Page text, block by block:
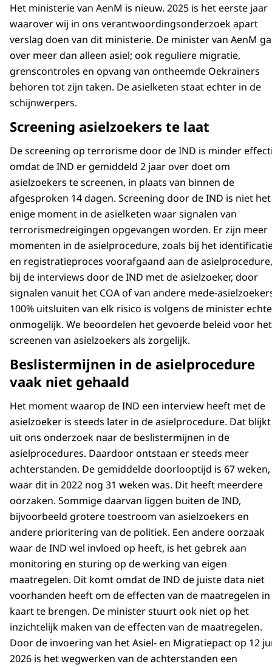
Het ministerie van AenM is nieuw. 2025 is het eerste jaar
waarover wij in ons verantwoordingsonderzoek apart
verslag doen van dit ministerie. De minister van AenM
over meer dan alleen asiel; ook reguliere migratie,
grenscontroles en opvang van ontheemde Oekraïners
behoren tot zijn taken. De asielketen staat echter in de
schijnwerpers.
Screening asielzoekers te laat
De screening op terrorisme door de IND is minder
omdat de IND er gemiddeld 2 jaar over doet om
asielzoekers te screenen, in plaats van binnen de
afgesproken 14 dagen. Screening door de IND is niet het
enige moment in de asielketen waar signalen van
terrorismedreigingen opgevangen worden. Er zijn meer
momenten in de asielprocedure, zoals bij het
en registratieproces voorafgaand aan de asielprocedure,
bij de interviews door de IND met de asielzoeker, door
signalen vanuit het COA of van andere mede-
100% uitsluiten van elk risico is volgens de minister
onmogelijk. We beoordelen het gevoerde beleid voor het
screenen van asielzoekers als zorgelijk.
Beslistermijnen in de asielprocedure
vaak niet gehaald
Het moment waarop de IND een interview heeft met de
asielzoeker is steeds later in de asielprocedure. Dat blijkt
uit ons onderzoek naar de beslistermijnen in de
asielprocedures. Daardoor ontstaan er steeds meer
achterstanden. De gemiddelde doorlooptijd is 67 weken,
waar dit in 2022 nog 31 weken was. Dit heeft meerdere
oorzaken. Sommige daarvan liggen buiten de IND,
bijvoorbeeld grotere toestroom van asielzoekers en
andere prioritering van de politiek. Een andere oorzaak
waar de IND wel invloed op heeft, is het gebrek aan
monitoring en sturing op de werking van eigen
maatregelen. Dit komt omdat de IND de juiste data niet
voorhanden heeft om de effecten van de maatregelen in
kaart te brengen. De minister stuurt ook niet op het
inzichtelijk maken van de effecten van de maatregelen.
Door de invoering van het Asiel- en Migratiepact op 12
2026 is het wegwerken van de achterstanden een